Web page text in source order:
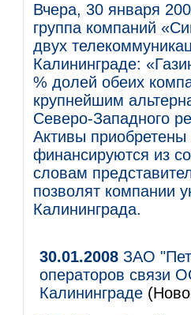
Вчера, 30 января
группа компаний
двух
Калининграде:
% долей обеих
крупнейшим
Северо-Западного
Активы
финансируются из
словам
позволят компании
Калининграда.
30.01.2008 ЗАО
операторов связи
Калининграде